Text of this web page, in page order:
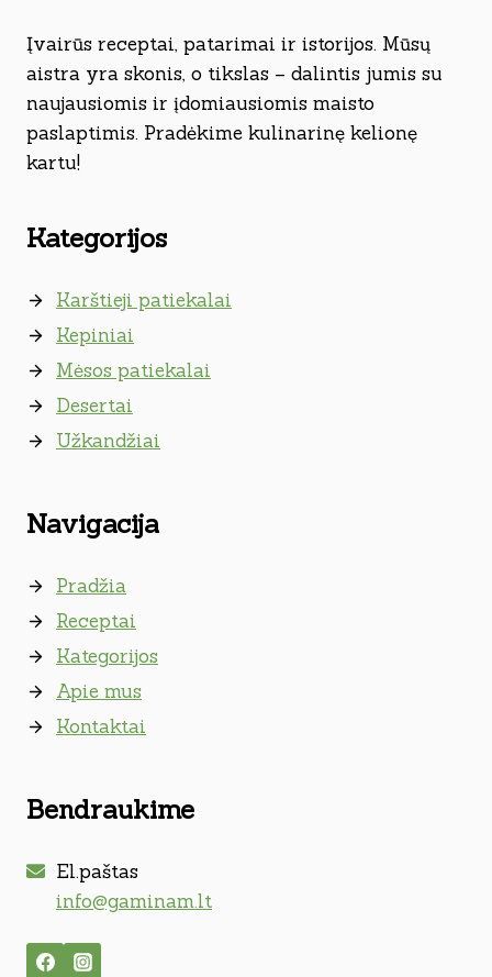
Įvairūs receptai, patarimai ir istorijos. Mūsų
aistra yra skonis, o tikslas – dalintis jumis su
naujausiomis ir įdomiausiomis maisto
paslaptimis. Pradėkime kulinarinę kelionę
kartu!
Kategorijos
Karštieji patiekalai
Kepiniai
Mėsos patiekalai
Desertai
Užkandžiai
Navigacija
Pradžia
Receptai
Kategorijos
Apie mus
Kontaktai
Bendraukime
El.paštas
info@gaminam.lt